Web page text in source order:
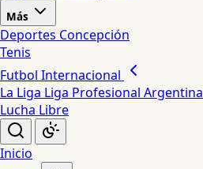
Más
Deportes Concepción
Tenis
Futbol Internacional
La Liga Liga Profesional Argentina
Lucha Libre
Inicio